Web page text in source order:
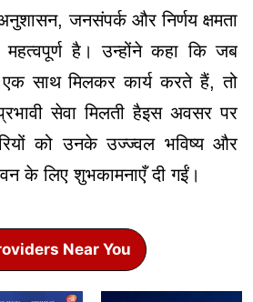
जनसंपर्क और निर्णय क्षमता
है। उन्होंने कहा कि जब
साथ मिलकर कार्य करते हैं, तो
सेवा मिलती हैइस अवसर पर
को उनके उज्ज्वल भविष्य और
के लिए शुभकामनाएँ दी गईं।
Near You